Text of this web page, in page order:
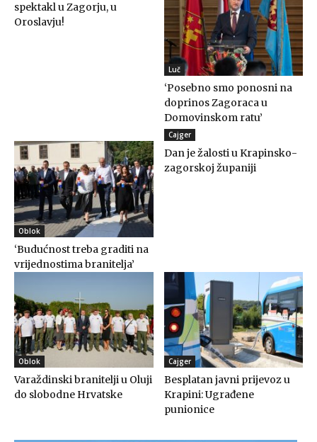
spektakl u Zagorju, u
Oroslavju!
Luč
‘Posebno smo ponosni na
doprinos Zagoraca u
Domovinskom ratu’
Oblok
‘Budućnost treba graditi na
vrijednostima branitelja’
Cajger
Dan je žalosti u Krapinsko-
zagorskoj županiji
Oblok
Varaždinski branitelji u Oluji
do slobodne Hrvatske
Cajger
Besplatan javni prijevoz u
Krapini: Ugrađene
punionice